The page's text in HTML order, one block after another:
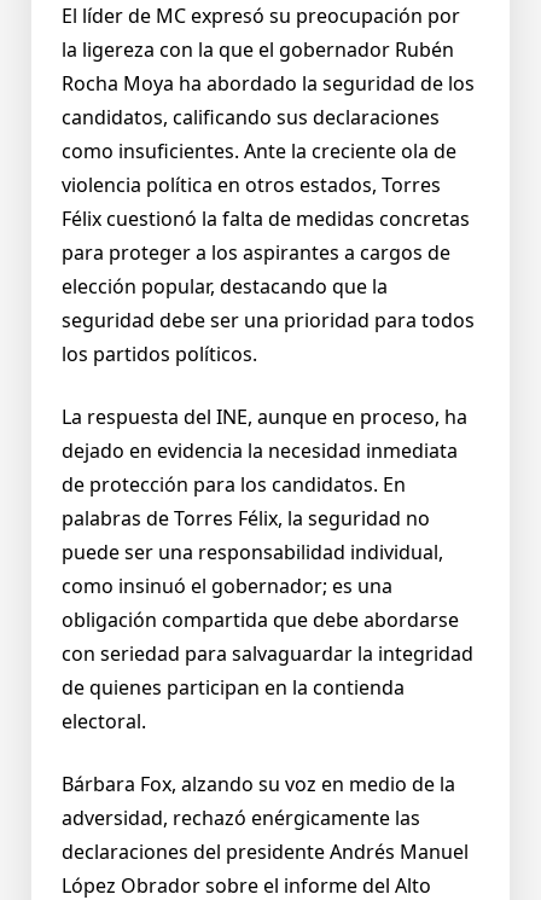
El líder de MC expresó su preocupación por
la ligereza con la que el gobernador Rubén
Rocha Moya ha abordado la seguridad de los
candidatos, calificando sus declaraciones
como insuficientes. Ante la creciente ola de
violencia política en otros estados, Torres
Félix cuestionó la falta de medidas concretas
para proteger a los aspirantes a cargos de
elección popular, destacando que la
seguridad debe ser una prioridad para todos
los partidos políticos.
La respuesta del INE, aunque en proceso, ha
dejado en evidencia la necesidad inmediata
de protección para los candidatos. En
palabras de Torres Félix, la seguridad no
puede ser una responsabilidad individual,
como insinuó el gobernador; es una
obligación compartida que debe abordarse
con seriedad para salvaguardar la integridad
de quienes participan en la contienda
electoral.
Bárbara Fox, alzando su voz en medio de la
adversidad, rechazó enérgicamente las
declaraciones del presidente Andrés Manuel
López Obrador sobre el informe del Alto